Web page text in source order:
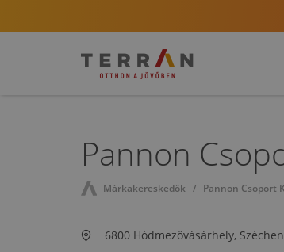
Pannon
Márkakereskedők Pannon Csoport
6800 Hódmezővásárhely,